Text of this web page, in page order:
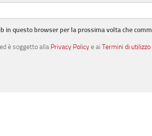
in questo browser per la prossima volta che
è soggetto alla Privacy Policye ai Termini di utilizzo